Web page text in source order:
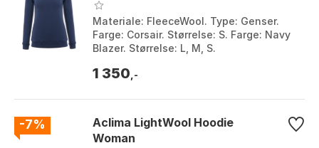
Materiale: FleeceWool. Type: Genser.
Farge: Corsair. Størrelse: S. Farge: Navy
Blazer. Størrelse: L, M, S.
1 350 ,-
-7%
Aclima LightWool Hoodie
Woman